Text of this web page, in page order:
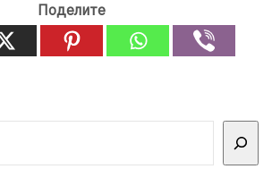
Поделите